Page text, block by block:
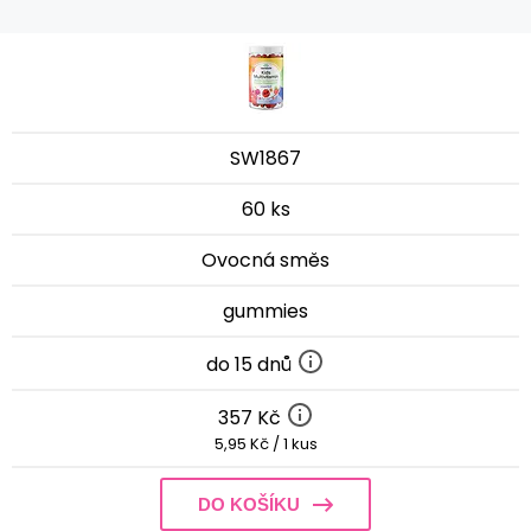
SW1867
60 ks
Ovocná směs
gummies
do 15 dnů
357 Kč
5,95 Kč / 1 kus
DO KOŠÍKU